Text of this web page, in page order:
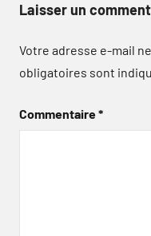
Laisser un
Votre adresse e-mail
obligatoires sont
Commentaire*